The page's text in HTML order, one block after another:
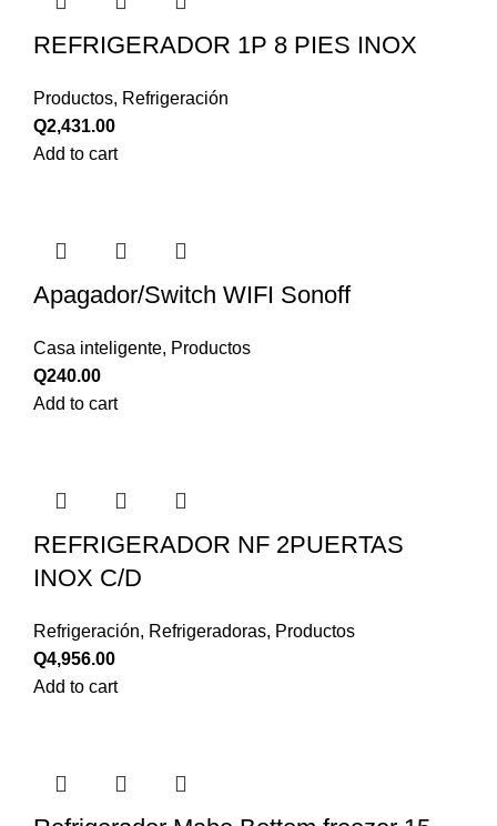
REFRIGERADOR 1P 8 PIES INOX
Productos, Refrigeración
Q2,431.00
Add to cart
Apagador/Switch WIFI Sonoff
Casa inteligente, Productos
Q240.00
Add to cart
REFRIGERADOR NF 2PUERTAS
INOX C/D
Refrigeración, Refrigeradoras, Productos
Q4,956.00
Add to cart